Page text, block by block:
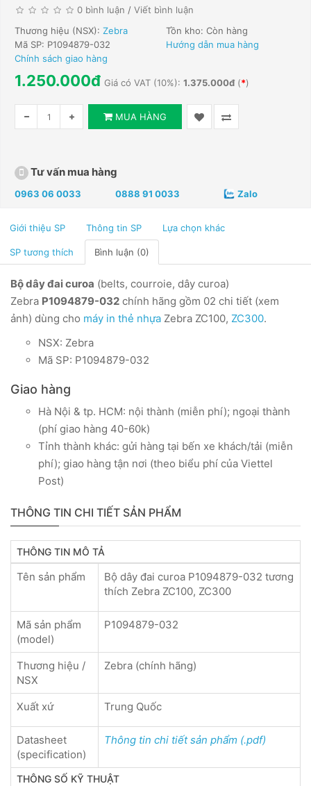
0 bình luận / Viết bình luận
Thương hiệu (NSX): Zebra
Mã SP: P1094879-032
Chính sách giao hàng
Tồn kho: Còn hàng
Hướng dẫn mua hàng
1.250.000đ Giá có VAT (10%): 1.375.000đ(*)
MUA HÀNG
Tư vấn mua hàng
0963 06 0033 0888 91 0033 Zalo
Giới thiệu SP Thông tin SP Lựa chọn khác
SP tương thích Bình luận (0)
Bộ dây đai curoa (belts, courroie, dây curoa)
Zebra P1094879-032 chính hãng gồm 02 chi tiết (xem
ảnh) dùng cho máy in thẻ nhựa Zebra ZC100, ZC300.
NSX: Zebra
Mã SP: P1094879-032
Giao hàng
Hà Nội & tp. HCM: nội thành (miễn phí); ngoại thành
(phí giao hàng 40-60k)
Tỉnh thành khác: gửi hàng tại bến xe khách/tải (miễn
phí); giao hàng tận nơi (theo biểu phí của Viettel
Post)
THÔNG TIN CHI TIẾT SẢN PHẨM
THÔNG TIN MÔ TẢ
Tên sản phẩm
Bộ dây đai curoa P1094879-032 tương
thích Zebra ZC100, ZC300
Mã sản phẩm
(model)
P1094879-032
Thương hiệu /
NSX
Zebra (chính hãng)
Xuất xứ Trung Quốc
Datasheet
(specification)
Thông tin chi tiết sản phẩm (.pdf)
THÔNG SỐ KỸ THUẬT